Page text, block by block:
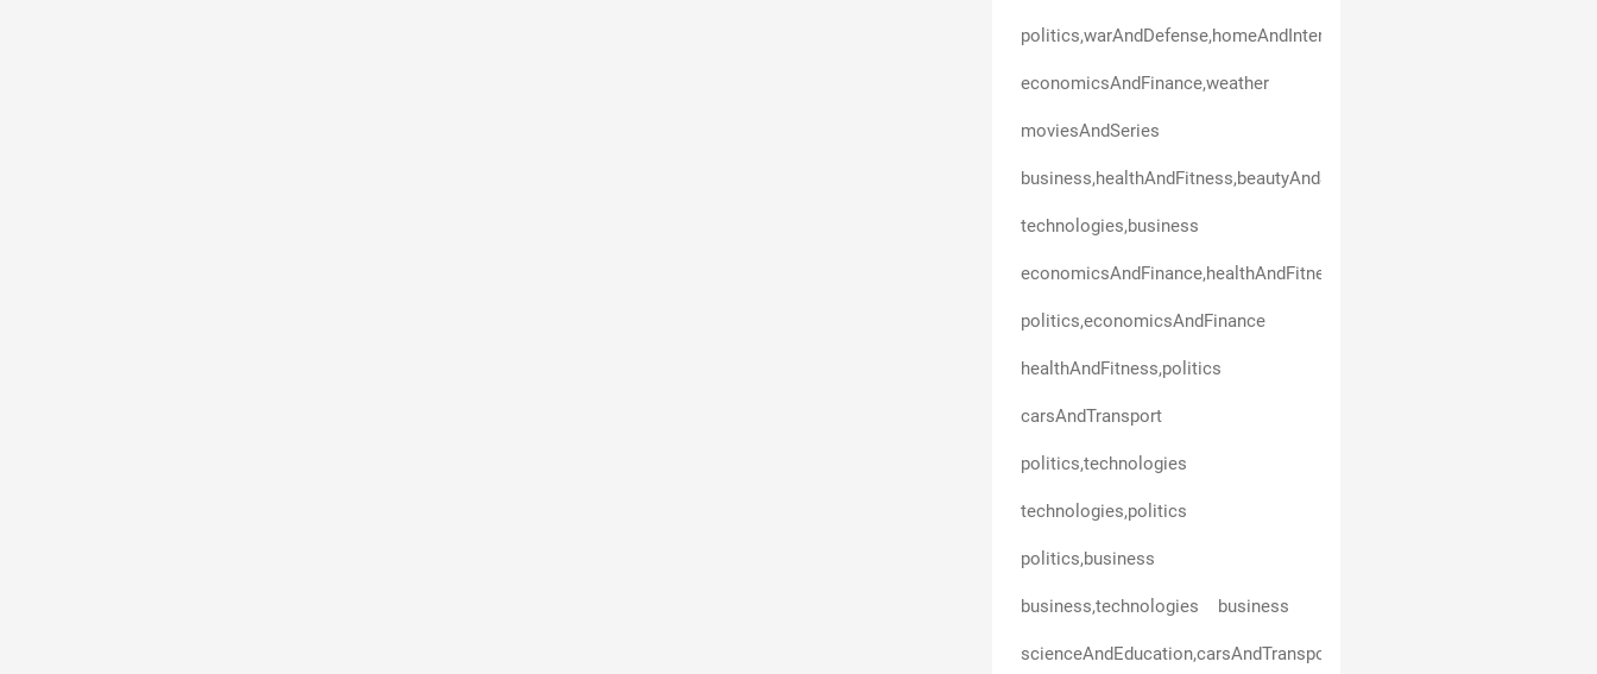
politics,warAndDefense,homeAndInterior,technologies
economicsAndFinance,weather
moviesAndSeries
business,healthAndFitness,beautyAndStyle,art,politics,entertainment
technologies,business
economicsAndFinance,healthAndFitness
politics,economicsAndFinance
healthAndFitness,politics
carsAndTransport
politics,technologies
technologies,politics
politics,business
business,technologies business
scienceAndEducation,carsAndTransport